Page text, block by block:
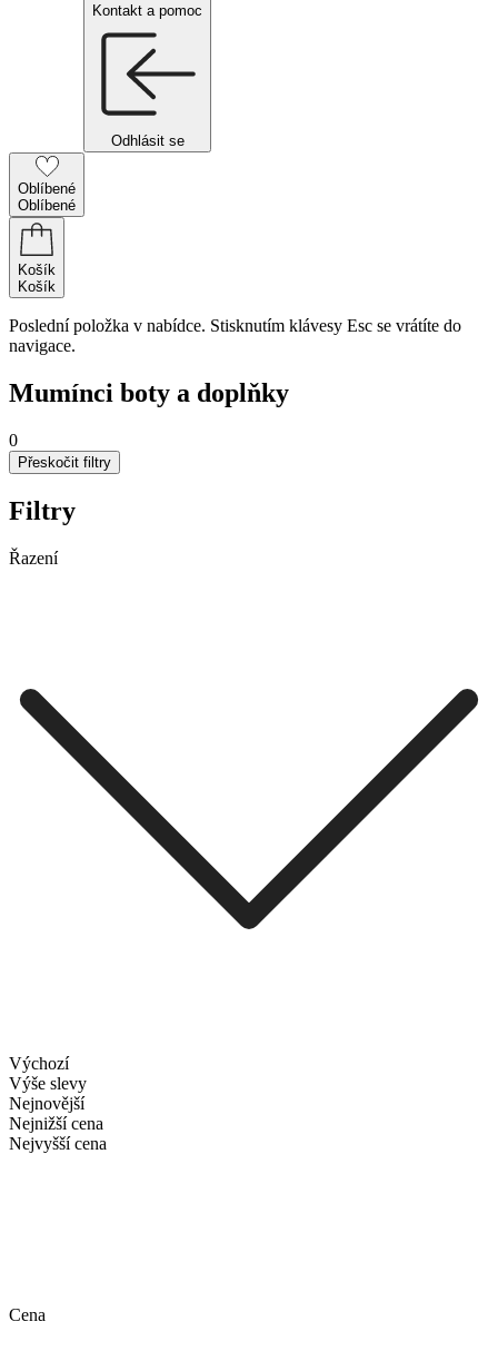
Kontakt a pomoc
Odhlásit se
Oblíbené
Oblíbené
Košík
Košík
Poslední položka v nabídce. Stisknutím klávesy Esc se vrátíte do
navigace.
Mumínci boty a doplňky
0
Přeskočit filtry
Filtry
Řazení
Výchozí
Výše slevy
Nejnovější
Nejnižší cena
Nejvyšší cena
Cena